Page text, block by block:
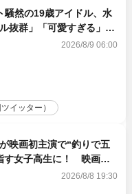
騒然の19歳アイドル、水
抜群」「可愛すぎる」と
2026/8/9 06:00
イッター）
映画初主演で“釣りで五
す女子高生に！ 映画
公開
2026/8/8 19:30